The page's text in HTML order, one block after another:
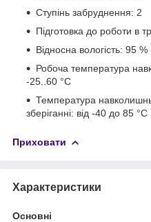
Ступінь забруднення: 2
Підготовка до роботи в
Відносна вологість: 95
Робоча температура
-25..60 °C
Температура
зберіганні: від -40 до 85 °C
Приховати
Характеристики
Основні